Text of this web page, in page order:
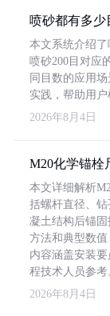
喷砂都有多少
本文系统介绍
喷砂200目对应
同目数的应用
实践，帮助用户
2026年8月4日
M20化学锚栓
本文详细解析
括螺杆直径、
凝土结构后锚固
方法和典型数值
内容涵盖安装
程技术人员参考
2026年8月4日